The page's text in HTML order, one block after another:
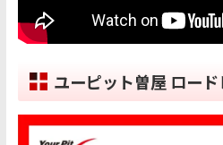
ユーピット曽屋 ロー